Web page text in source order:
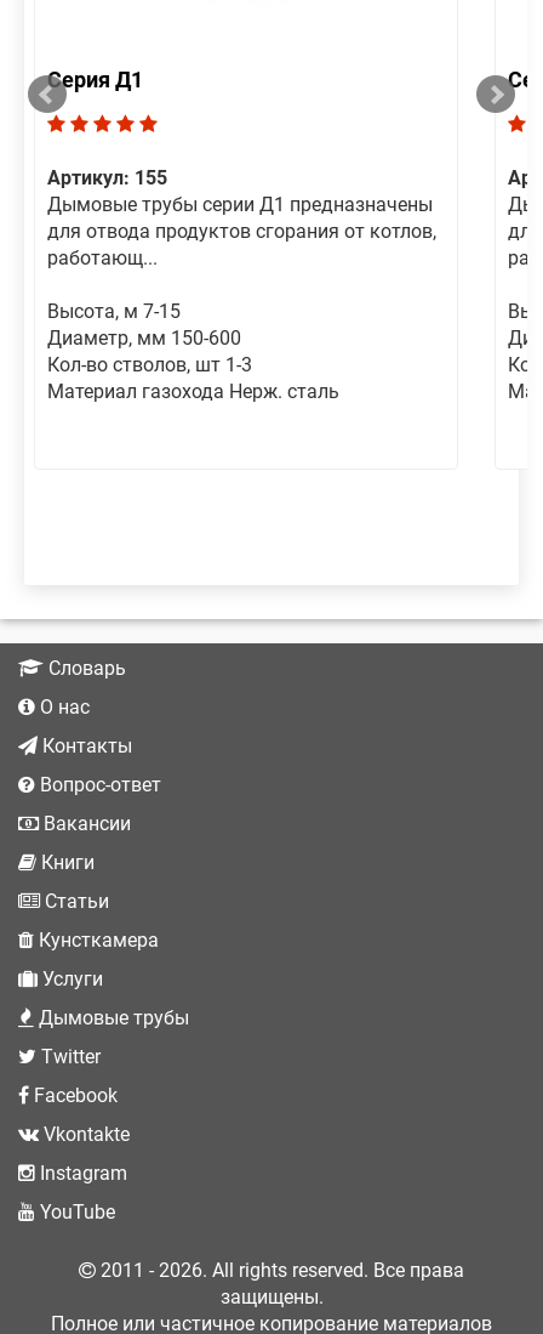
Серия Д1
Артикул: 155
Дымовые трубы серии Д1 предназначены
для отвода продуктов сгорания от котлов,
работающ...
Высота, м 7-15
Диаметр, мм 150-600
Кол-во стволов, шт 1-3
Материал газохода Нерж. сталь
Словарь
О нас
Контакты
Вопрос-ответ
Вакансии
Книги
Статьи
Кунсткамера
Услуги
Дымовые трубы
Twitter
Facebook
Vkontakte
Instagram
YouTube
2011 - 2026. All rights reserved. Все права
защищены.
Полное или частичное копирование материалов